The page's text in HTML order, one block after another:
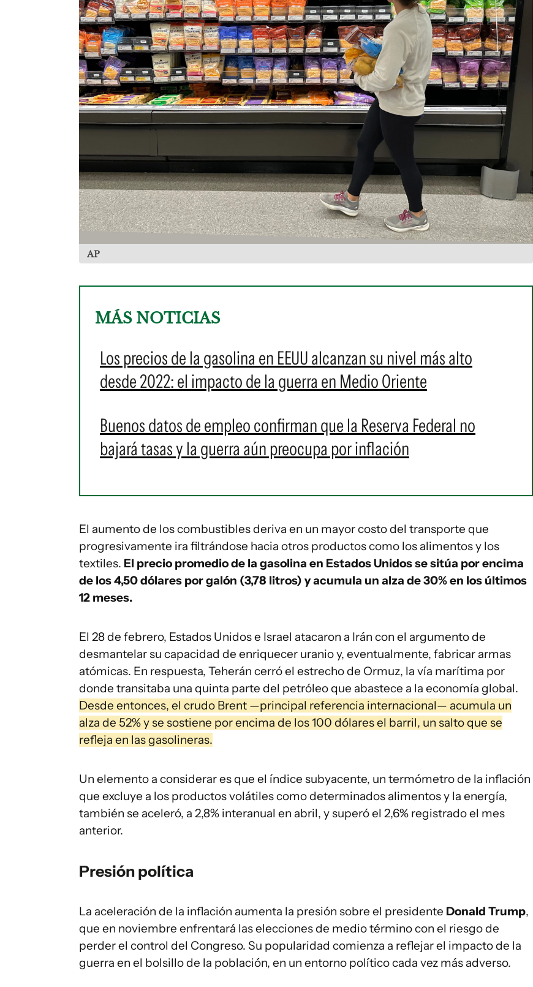
AP
MÁS NOTICIAS
Los precios de la gasolina en EEUU alcanzan su nivel más alto
desde 2022: el impacto de la guerra en Medio Oriente
Buenos datos de empleo confirman que la Reserva Federal no
bajará tasas y la guerra aún preocupa por inflación
El aumento de los combustibles deriva en un mayor costo del transporte que
progresivamente ira filtrándose hacia otros productos como los alimentos y los
textiles. El precio promedio de la gasolina en Estados Unidos se sitúa por encima
de los 4,50 dólares por galón (3,78 litros) y acumula un alza de 30% en los últimos
12 meses.
El 28 de febrero, Estados Unidos e Israel atacaron a Irán con el argumento de
desmantelar su capacidad de enriquecer uranio y, eventualmente, fabricar armas
atómicas. En respuesta, Teherán cerró el estrecho de Ormuz, la vía marítima por
donde transitaba una quinta parte del petróleo que abastece a la economía global.
Desde entonces, el crudo Brent —principal referencia internacional— acumula un
alza de 52% y se sostiene por encima de los 100 dólares el barril, un salto que se
refleja en las gasolineras.
Un elemento a considerar es que el índice subyacente, un termómetro de la inflación
que excluye a los productos volátiles como determinados alimentos y la energía,
también se aceleró, a 2,8% interanual en abril, y superó el 2,6% registrado el mes
anterior.
Presión política
La aceleración de la inflación aumenta la presión sobre el presidente Donald Trump,
que en noviembre enfrentará las elecciones de medio término con el riesgo de
perder el control del Congreso. Su popularidad comienza a reflejar el impacto de la
guerra en el bolsillo de la población, en un entorno político cada vez más adverso.